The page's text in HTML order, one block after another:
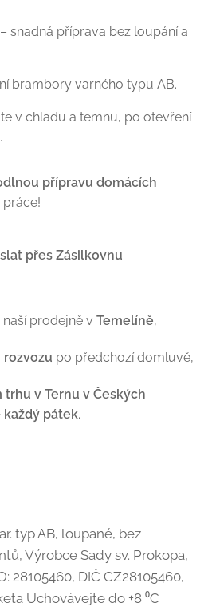
– snadná příprava bez loupání a
brambory varného typu AB.
v chladu a temnu, po otevření
přípravu domácích
práce!
přes Zásilkovnu.
prodejně v Temelíně,
rozvozu po předchozí domluvě,
trhu v Ternu v Českých
každý pátek.
typ AB, loupané, bez
Výrobce Sady sv. Prokopa,
28105460, DIČ CZ28105460,
Uchovávejte do +8 ⁰C